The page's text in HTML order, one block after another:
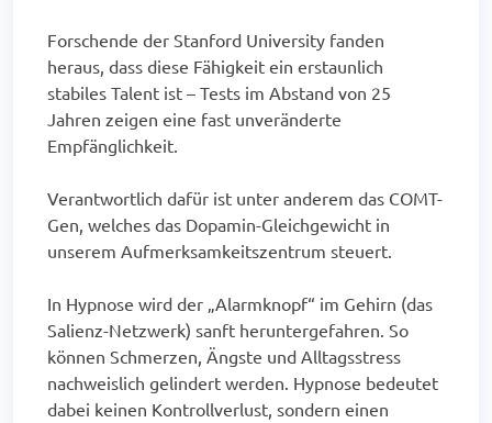
Forschende der Stanford University fanden
heraus, dass diese Fähigkeit ein erstaunlich
stabiles Talent ist – Tests im Abstand von 25
Jahren zeigen eine fast unveränderte
Empfänglichkeit.
Verantwortlich dafür ist unter anderem das COMT-
Gen, welches das Dopamin-Gleichgewicht in
unserem Aufmerksamkeitszentrum steuert.
In Hypnose wird der „Alarmknopf“ im Gehirn (das
Salienz-Netzwerk) sanft heruntergefahren. So
können Schmerzen, Ängste und Alltagsstress
nachweislich gelindert werden. Hypnose bedeutet
dabei keinen Kontrollverlust, sondern einen